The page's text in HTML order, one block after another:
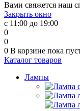
Вами свяжется наш
Закрыть окно
с 11:00 до 19:00
0
0
0 В корзине пока
Каталог товаров
Лампы